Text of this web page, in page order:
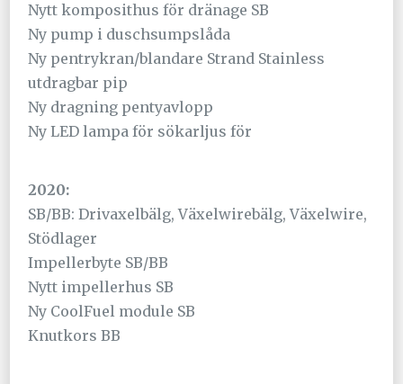
Nytt komposithus för dränage SB
Ny pump i duschsumpslåda
Ny pentrykran/blandare Strand Stainless
utdragbar pip
Ny dragning pentyavlopp
Ny LED lampa för sökarljus för
2020:
SB/BB: Drivaxelbälg, Växelwirebälg, Växelwire,
Stödlager
Impellerbyte SB/BB
Nytt impellerhus SB
Ny CoolFuel module SB
Knutkors BB